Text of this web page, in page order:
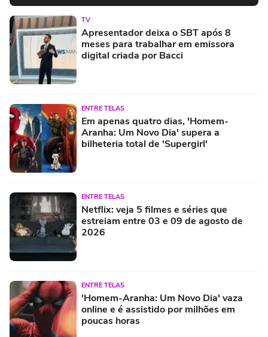
TV
Apresentador deixa o SBT após 8
meses para trabalhar em emissora
digital criada por Bacci
ENTRE TELAS
Em apenas quatro dias, 'Homem-
Aranha: Um Novo Dia' supera a
bilheteria total de 'Supergirl'
ENTRE TELAS
Netflix: veja 5 filmes e séries que
estreiam entre 03 e 09 de agosto de
2026
ENTRE TELAS
'Homem-Aranha: Um Novo Dia' vaza
online e é assistido por milhões em
poucas horas